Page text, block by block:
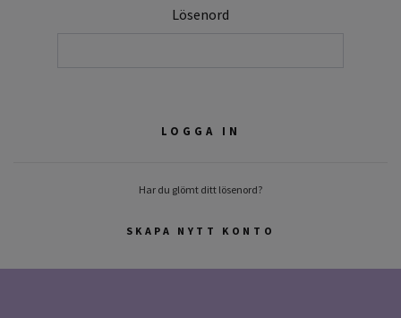
Lösenord
Har du glömt ditt lösenord?
SKAPA NYTT KONTO